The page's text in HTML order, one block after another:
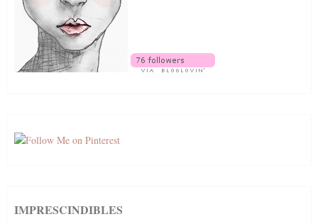
IMPRESCINDIBLES